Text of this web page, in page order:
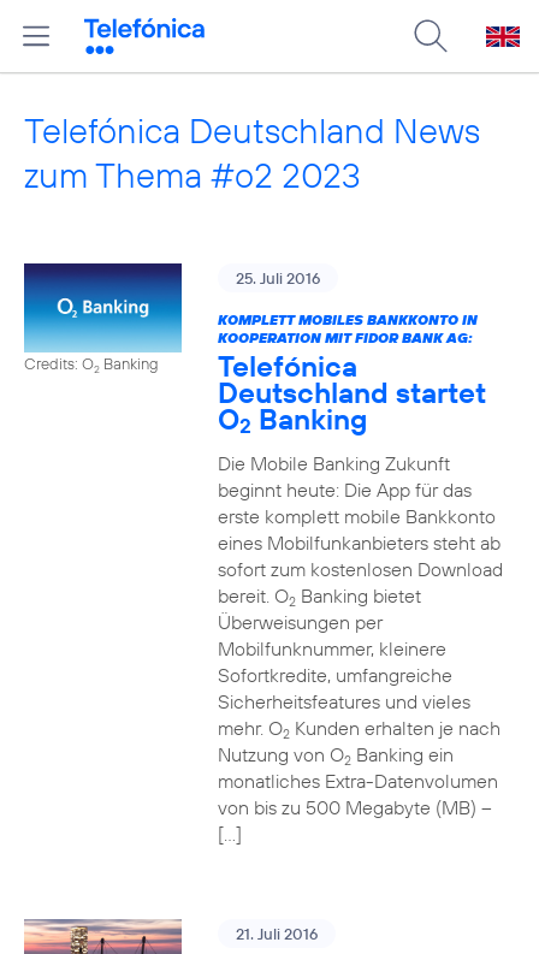
Telefónica Deutschland News
zum Thema #o2 2023
Credits: O2 Banking
25. Juli 2016
KOMPLETT MOBILES BANKKONTO IN
KOOPERATION MIT FIDOR BANK AG:
Telefónica
Deutschland startet
O2 Banking
Die Mobile Banking Zukunft
beginnt heute: Die App für das
erste komplett mobile Bankkonto
eines Mobilfunkanbieters steht ab
sofort zum kostenlosen Download
bereit. O2Banking bietet
Überweisungen per
Mobilfunknummer, kleinere
Sofortkredite, umfangreiche
Sicherheitsfeatures und vieles
mehr. O2Kunden erhalten je nach
Nutzung von O2Banking ein
monatliches Extra-Datenvolumen
von bis zu 500 Megabyte (MB) –
[…]
21. Juli 2016